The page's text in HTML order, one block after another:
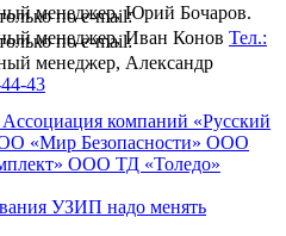
менеджер, Юрий Бочаров.
по e-mail:
менеджер, Иван Конов Тел.:
по e-mail:
менеджер, Александр
43
Ассоциация компаний «Русский
«Мир Безопасности» ООО
ООО ТД «Толедо»
УЗИП надо менять